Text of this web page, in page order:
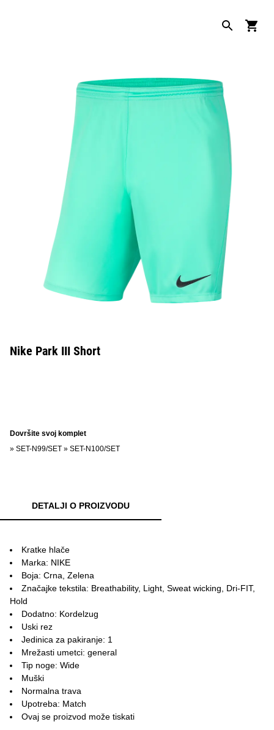
Nike Park III Short
Dovršite svoj komplet
» SET-N99/SET » SET-N100/SET
DETALJI O PROIZVODU
Kratke hlače
Marka: NIKE
Boja: Crna, Zelena
Značajke tekstila: Breathability, Light, Sweat wicking, Dri-FIT,
Hold
Dodatno: Kordelzug
Uski rez
Jedinica za pakiranje: 1
Mrežasti umetci: general
Tip noge: Wide
Muški
Normalna trava
Upotreba: Match
Ovaj se proizvod može tiskati